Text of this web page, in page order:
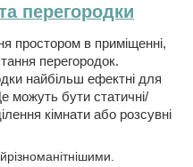
перегородки
простором в приміщенні,
перегородок.
найбільш ефектні для
можуть бути статичні/
кімнати або розсувні